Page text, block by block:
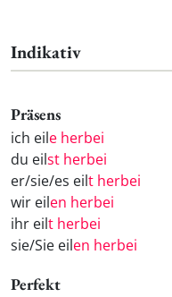
Indikativ
Präsens
ich eile herbei
du eilst herbei
er/sie/es eilt herbei
wir eilen herbei
ihr eilt herbei
sie/Sie eilen herbei
Perfekt